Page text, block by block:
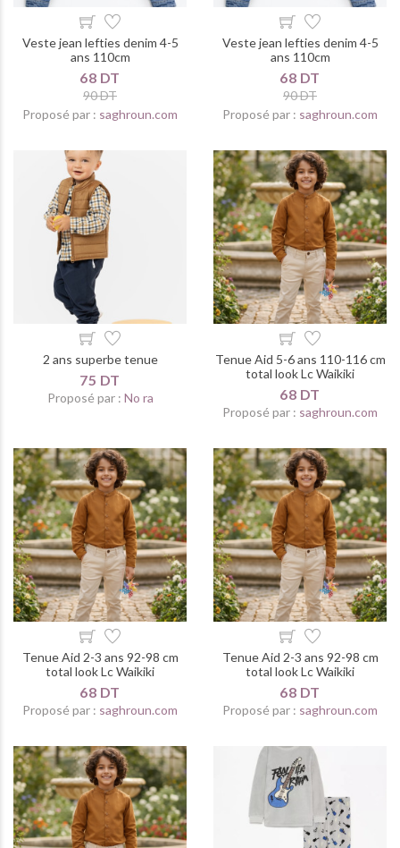
Veste jean lefties denim 4-5
ans 110cm
68 DT
90 DT
Proposé par : saghroun.com
Veste jean lefties denim 4-5
ans 110cm
68 DT
90 DT
Proposé par : saghroun.com
2 ans superbe tenue
75 DT
Proposé par : No ra
Tenue Aid 5-6 ans 110-116 cm
total look Lc Waikiki
68 DT
Proposé par : saghroun.com
Tenue Aid 2-3 ans 92-98 cm
total look Lc Waikiki
68 DT
Proposé par : saghroun.com
Tenue Aid 2-3 ans 92-98 cm
total look Lc Waikiki
68 DT
Proposé par : saghroun.com